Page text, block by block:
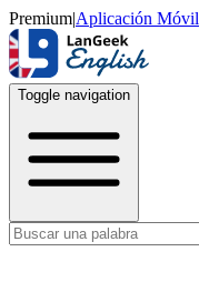
Premium|Aplicación Móvil
Toggle navigation